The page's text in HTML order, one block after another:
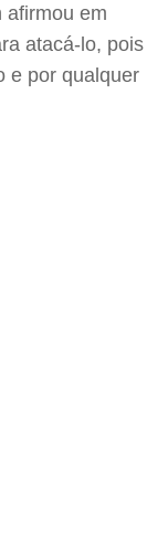
afirmou em
atacá-lo, pois
e por qualquer